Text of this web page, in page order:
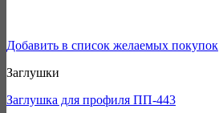
Добавить в список желаемых покупок
Заглушки
Заглушка для профиля ПП-443